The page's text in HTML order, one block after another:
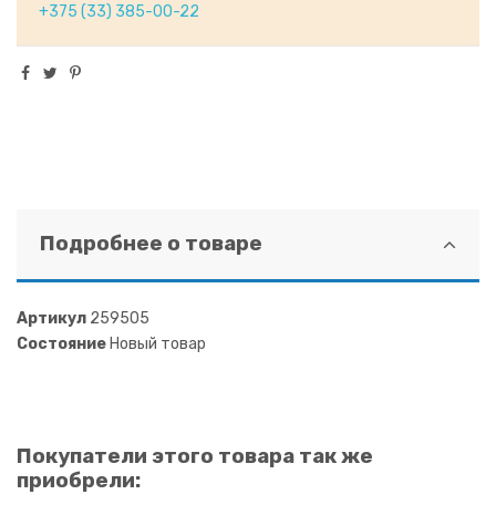
+375 (33) 385-00-22
Подробнее о товаре
Артикул 259505
СостояниеНовый товар
Покупатели этого товара так же
приобрели: